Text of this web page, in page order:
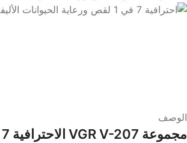
الوصف
مجموعة VGR V-207 الاحترافية 7 في 1 لقص ورعاية الحيوانات الأليفة مع شفط وتنظيف